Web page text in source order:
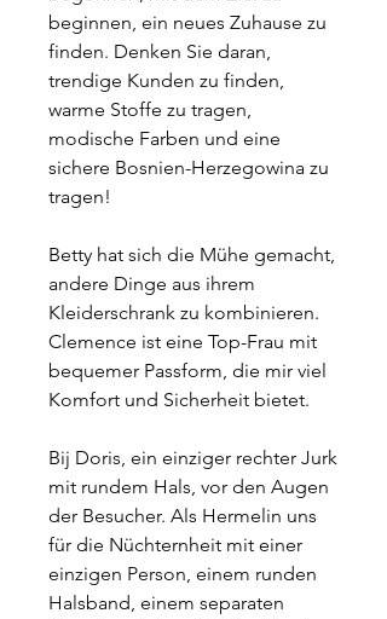
beginnen, ein neues Zuhause zu
finden. Denken Sie daran,
trendige Kunden zu finden,
warme Stoffe zu tragen,
modische Farben und eine
sichere Bosnien-Herzegowina zu
tragen!
Betty hat sich die Mühe gemacht,
andere Dinge aus ihrem
Kleiderschrank zu kombinieren.
Clemence ist eine Top-Frau mit
bequemer Passform, die mir viel
Komfort und Sicherheit bietet.
Bij Doris, ein einziger rechter Jurk
mit rundem Hals, vor den Augen
der Besucher. Als Hermelin uns
für die Nüchternheit mit einer
einzigen Person, einem runden
Halsband, einem separaten